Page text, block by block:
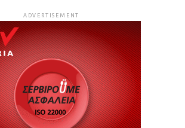
ADVERTISEMENT